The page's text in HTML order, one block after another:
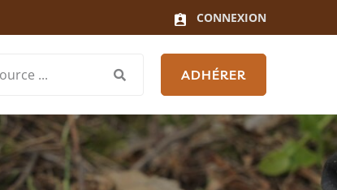
CONNEXION
ADHÉRER